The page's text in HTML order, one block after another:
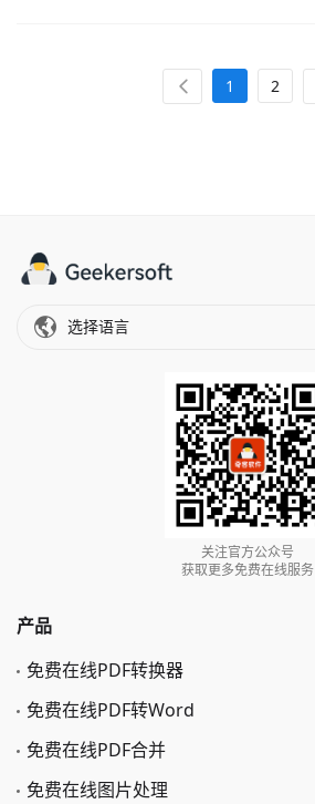
1 2
选择语言
关注官方公众号
获取更多免费在线服务
产品
免费在线PDF转换器
免费在线PDF转Word
免费在线PDF合并
免费在线图片处理